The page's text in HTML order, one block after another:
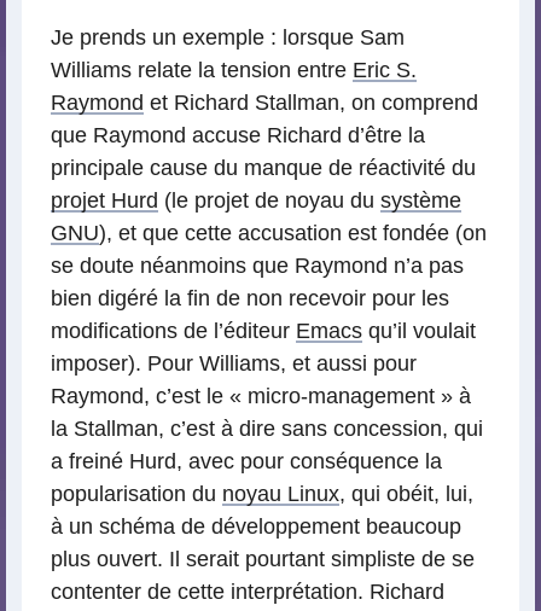
Je prends un exemple : lorsque Sam
Williams relate la tension entre Eric S.
Raymond et Richard Stallman, on comprend
que Raymond accuse Richard d’être la
principale cause du manque de réactivité du
projet Hurd (le projet de noyau du système
GNU), et que cette accusation est fondée (on
se doute néanmoins que Raymond n’a pas
bien digéré la fin de non recevoir pour les
modifications de l’éditeur Emacs qu’il voulait
imposer). Pour Williams, et aussi pour
Raymond, c’est le « micro-management » à
la Stallman, c’est à dire sans concession, qui
a freiné Hurd, avec pour conséquence la
popularisation du noyau Linux, qui obéit, lui,
à un schéma de développement beaucoup
plus ouvert. Il serait pourtant simpliste de se
contenter de cette interprétation. Richard